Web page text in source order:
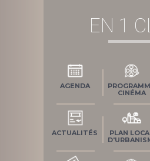
EN 1
AGENDA
CINÉMA
ACTUALITÉS
PLAN